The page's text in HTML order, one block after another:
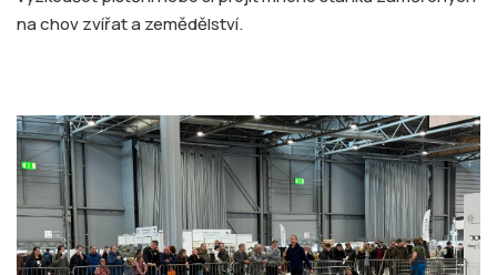
na chov zvířat a zemědělství.